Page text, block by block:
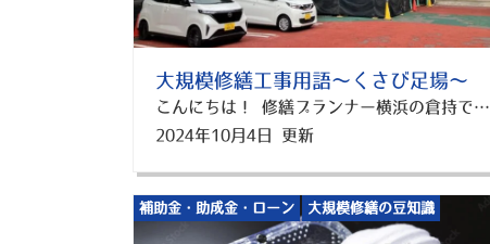
大規模修繕工事用語～くさび足場～
こんにちは！ 修繕プランナー横浜の倉持です。 建物の外壁や屋根に修繕や塗装工事等を行うと足場が必要になりますよね。 ただ、足場工事と言っても、様々な方法があります。 その中でも今回は「くさび緊結式足場（ビケ足場）」についてご紹介します！ くさび足場とは？ 正式名称は「くさび緊結式足場」と言います。 足場の中でも最も一般的な足場です。 一定間隔に緊結部を備えた鉄パイプを支柱として、手すりなどを支柱の緊結部にくさびで緊結して骨組み一本一本をハンマーで叩いて組み立てるのが特徴です。 [caption id="attachment_6211" align="alignnone" width="933"] DCP PHOTO[/caption] ・ビケ足場と呼ばれるわけ 株式会社ダイサンという会社が、1980年に開発したくさび緊結式足場の商品名なのです。 日本初のくさび式足場として建設業界で広く普及したことから、くさび緊結式の足場を総称してこの名称が広く使われているんです。 ビケ足場の名前は、現場の機能性や安全面に寄与したいという願いが込められており、「美形」に由来していると言われています。 くさび足場ができるまで くさび足場が普及するまでは、足場は丸太で組まれることがほとんどでした。 なので、安全性や作業のしやすさ等多くの問題を抱えていたといいます。 そこに、シンプルな構造で組立や解体がしやすく、安全性や耐久性にも優れるビケ足場の登場により、足場工事の多くの課題が一気に解決されました。 今では、住宅の外壁塗装などを行う場合はほとんどの現場でくさび足場が利用されています。 さらに最近では、住宅だけではなく、アパートやマンションでも短期間の補修工事などに使用されることも増えてきています。 くさび足場のメリット・デメリット ここで、くさび足場のメリットと、デメリットを見てみましょう。 ・メリット 1. 組立・解体が簡単！ ハンマー1本で設置できることが最大のメリットです。ハンマーを使って手すりや踏板などの部材を打ち込み組み合わせます。 2. どんな形状でも足場が組める！ 部材の組み合わせによって建物に合った足場を作ることが可能なため、狭い場所や複雑な形の建物でも足場を組めます。 3. 工期が短い！ メリットの一つ目でも説明した通り、組立・解体が簡単に行えます。 なので、他の足場と比べて作業時間を短縮することができ、工期全体の短縮にもなります。 4. コスト削減ができる！ くさび足場は他の足場に比べコンパクトで軽量なところも特徴です。 なので、少ない人数で運ぶことが出来るので、人件費・運搬費が抑えられます。 ・デメリット 1. 組立時の音が大きい！ くさび足場はハンマーで打ち付けて部材を組み合わせていくので、作業の際に金属音が発生し、騒音になります。 そのため、周辺住民からのクレームが入ることも多いです。周辺住民への挨拶や作業の時間帯など配慮が大切になります。 2. 高層建築には向いていない！ 高層建築の足場には、重量や強度がある足場を求められるため、軽量なくさび足場は基本的に適しません。 くさび足場の価格 くさび足場の単価は、取り扱う業者や、住宅の形・場所によって差がありますが、平均800円から1000円前後です。 まとめ 今回はくさび足場の特徴や注意点について解説しました。 足場の種類によって、使用できる場所や設置方法、強度や安定性が異なるため、現場の条件に応じて適切な足場を選ぶことが大切ですね！ 横浜市でアパート・マンションの大規模修繕、外壁塗装、防水工事を検討している方は、是非この記事を参考にしてくださいね！ 修繕プランナー横浜では、横浜市でお客様にピッタリのプランを提案しています。 横浜市のアパート・マンションの大規模修繕、外壁塗装、防水工事は修繕プランナー横浜にお任せください！ 横浜市で大規模修繕・防水工事の事でお悩みなら 分かりやすく、相談しやすい！ 横浜市内に大規模修繕が気軽に相談できるショールームOPEN中！ ▼来店予約はこちら！
2024年10月4日 更新
補助金・助成金・ローン 大規模修繕の豆知識